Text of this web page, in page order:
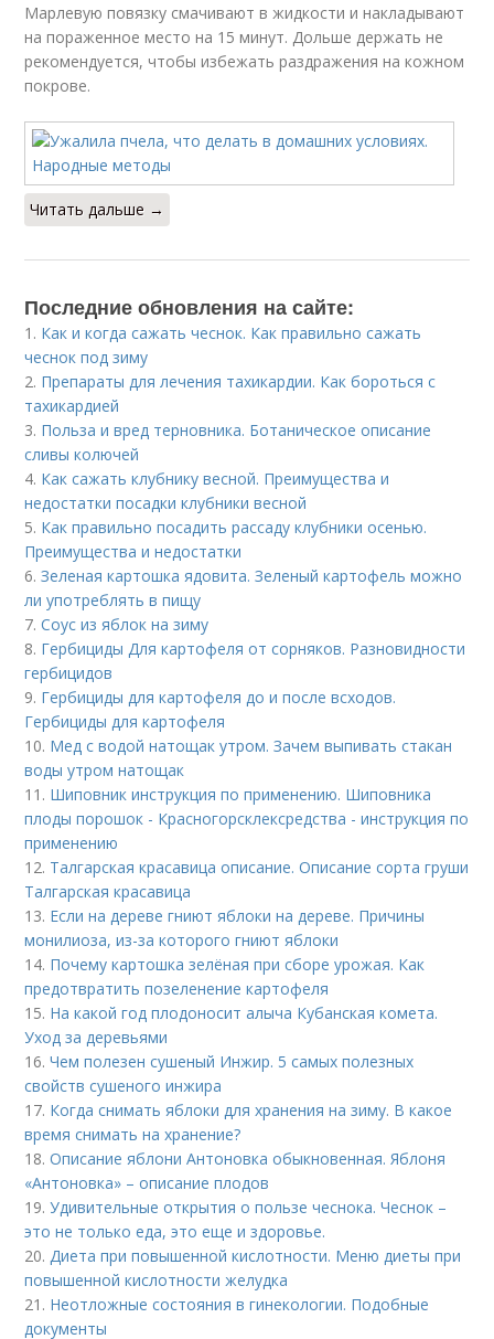
Марлевую повязку смачивают в жидкости и накладывают
на пораженное место на 15 минут. Дольше держать не
рекомендуется, чтобы избежать раздражения на кожном
покрове.
Читать дальше →
Последние обновления на сайте:
1. Как и когда сажать чеснок. Как правильно сажать
чеснок под зиму
2. Препараты для лечения тахикардии. Как бороться с
тахикардией
3. Польза и вред терновника. Ботаническое описание
сливы колючей
4. Как сажать клубнику весной. Преимущества и
недостатки посадки клубники весной
5. Как правильно посадить рассаду клубники осенью.
Преимущества и недостатки
6.Зеленая картошка ядовита. Зеленый картофель можно
ли употреблять в пищу
7.Соус из яблок на зиму
8. Гербициды Для картофеля от сорняков. Разновидности
гербицидов
9. Гербициды для картофеля до и после всходов.
Гербициды для картофеля
10. Мед с водой натощак утром. Зачем выпивать стакан
воды утром натощак
11. Шиповник инструкция по применению. Шиповника
плоды порошок - Красногорсклексредства - инструкция по
применению
12. Талгарская красавица описание. Описание сорта груши
Талгарская красавица
13. Если на дереве гниют яблоки на дереве. Причины
монилиоза, из-за которого гниют яблоки
14. Почему картошка зелёная при сборе урожая. Как
предотвратить позеленение картофеля
15. На какой год плодоносит алыча Кубанская комета.
Уход за деревьями
16.Чем полезен сушеный Инжир. 5 самых полезных
свойств сушеного инжира
17. Когда снимать яблоки для хранения на зиму. В какое
время снимать на хранение?
18.Описание яблони Антоновка обыкновенная. Яблоня
«Антоновка» – описание плодов
19.Удивительные открытия о пользе чеснока. Чеснок –
это не только еда, это еще и здоровье.
20.Диета при повышенной кислотности. Меню диеты при
повышенной кислотности желудка
21. Неотложные состояния в гинекологии. Подобные
документы